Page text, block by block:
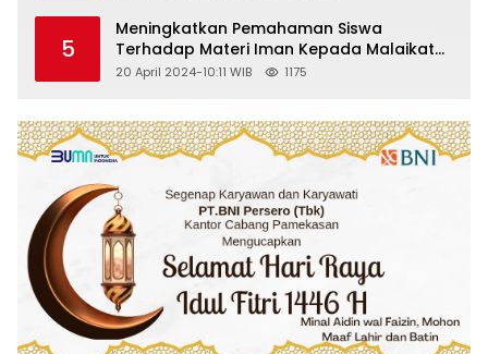
5
Meningkatkan Pemahaman Siswa
Terhadap Materi Iman Kepada Malaikat
Allah Melalui Metode Pembelajaran
20 April 2024-10:11 WIB 1175